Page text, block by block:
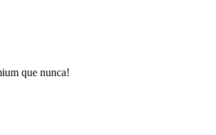
que nunca!